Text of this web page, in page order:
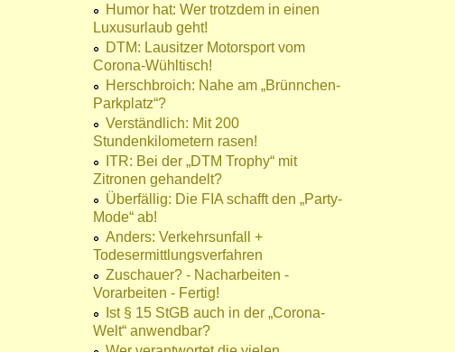
Humor hat: Wer trotzdem in einen
Luxusurlaub geht!
DTM: Lausitzer Motorsport vom
Corona-Wühltisch!
Herschbroich: Nahe am „Brünnchen-
Parkplatz“?
Verständlich: Mit 200
Stundenkilometern rasen!
ITR: Bei der „DTM Trophy“ mit
Zitronen gehandelt?
Überfällig: Die FIA schafft den „Party-
Mode“ ab!
Anders: Verkehrsunfall +
Todesermittlungsverfahren
Zuschauer? - Nacharbeiten -
Vorarbeiten - Fertig!
Ist § 15 StGB auch in der „Corona-
Welt“ anwendbar?